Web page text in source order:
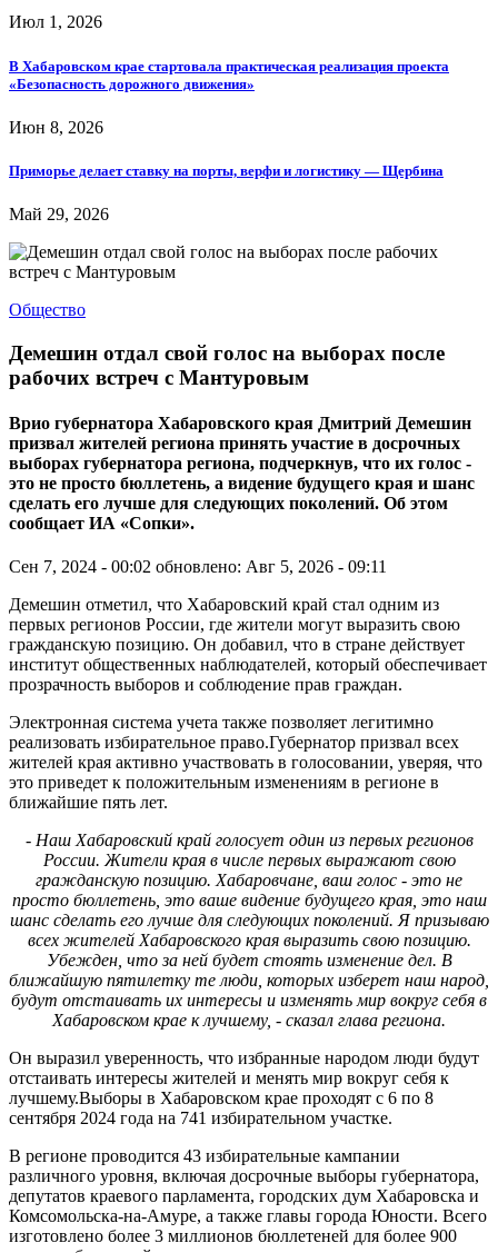
Июл 1, 2026
В Хабаровском крае стартовала практическая реализация проекта
«Безопасность дорожного движения»
Июн 8, 2026
Приморье делает ставку на порты, верфи и логистику — Щербина
Май 29, 2026
Общество
Демешин отдал свой голос на выборах после
рабочих встреч с Мантуровым
Врио губернатора Хабаровского края Дмитрий Демешин
призвал жителей региона принять участие в досрочных
выборах губернатора региона, подчеркнув, что их голос -
это не просто бюллетень, а видение будущего края и шанс
сделать его лучше для следующих поколений. Об этом
сообщает ИА «Сопки».
Сен 7, 2024 - 00:02 обновлено: Авг 5, 2026 - 09:11
Демешин отметил, что Хабаровский край стал одним из
первых регионов России, где жители могут выразить свою
гражданскую позицию. Он добавил, что в стране действует
институт общественных наблюдателей, который обеспечивает
прозрачность выборов и соблюдение прав граждан.
Электронная система учета также позволяет легитимно
реализовать избирательное право.Губернатор призвал всех
жителей края активно участвовать в голосовании, уверяя, что
это приведет к положительным изменениям в регионе в
ближайшие пять лет.
- Наш Хабаровский край голосует один из первых регионов
России. Жители края в числе первых выражают свою
гражданскую позицию. Хабаровчане, ваш голос - это не
просто бюллетень, это ваше видение будущего края, это наш
шанс сделать его лучше для следующих поколений. Я призываю
всех жителей Хабаровского края выразить свою позицию.
Убежден, что за ней будет стоять изменение дел. В
ближайшую пятилетку те люди, которых изберет наш народ,
будут отстаивать их интересы и изменять мир вокруг себя в
Хабаровском крае к лучшему, - сказал глава региона.
Он выразил уверенность, что избранные народом люди будут
отстаивать интересы жителей и менять мир вокруг себя к
лучшему.Выборы в Хабаровском крае проходят с 6 по 8
сентября 2024 года на 741 избирательном участке.
В регионе проводится 43 избирательные кампании
различного уровня, включая досрочные выборы губернатора,
депутатов краевого парламента, городских дум Хабаровска и
Комсомольска-на-Амуре, а также главы города Юности. Всего
изготовлено более 3 миллионов бюллетеней для более 900